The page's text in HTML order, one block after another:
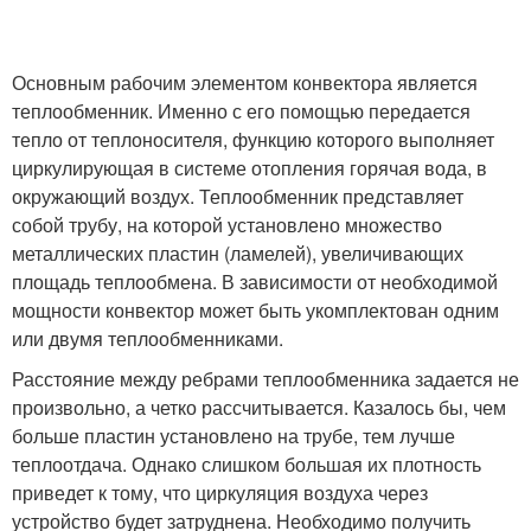
Основным рабочим элементом конвектора является
теплообменник. Именно с его помощью передается
тепло от теплоносителя, функцию которого выполняет
циркулирующая в системе отопления горячая вода, в
окружающий воздух. Теплообменник представляет
собой трубу, на которой установлено множество
металлических пластин (ламелей), увеличивающих
площадь теплообмена. В зависимости от необходимой
мощности конвектор может быть укомплектован одним
или двумя теплообменниками.
Расстояние между ребрами теплообменника задается не
произвольно, а четко рассчитывается. Казалось бы, чем
больше пластин установлено на трубе, тем лучше
теплоотдача. Однако слишком большая их плотность
приведет к тому, что циркуляция воздуха через
устройство будет затруднена. Необходимо получить